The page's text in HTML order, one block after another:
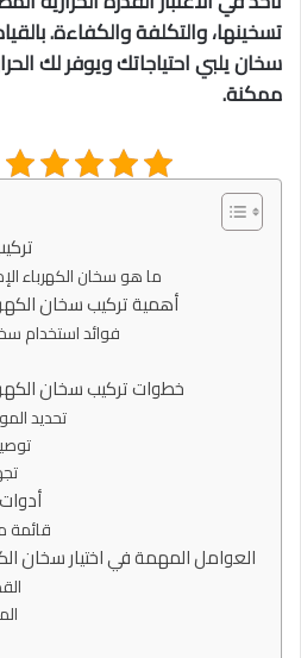
تسخينها، والتكلفة والكفاءة.
سخان يلبي احتياجاتك ويوفر لك
ممكنة.
ما هو سخان الكهرباء
أهمية تركيب سخان
فوائد استخدام
خطوات تركيب سخان
تحديد
قائمة
العوامل المهمة في اختيار سخان